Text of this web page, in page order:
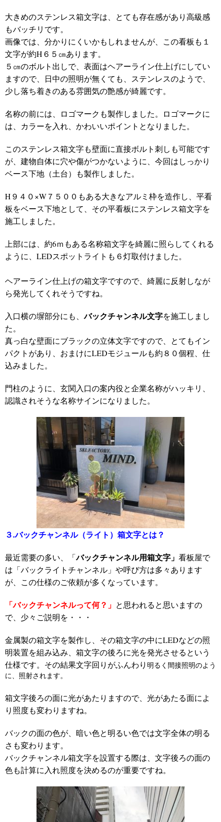
大きめのステンレス箱文字は、とても存在感があり高級感
もバッチリです。
画像では、分かりにくいかもしれませんが、この看板も１
文字が約H６５㎝あります。
５㎝のボルト出しで、表面はヘアーライン仕上げにしてい
ますので、日中の照明が無くても、ステンレスのようで、
少し落ち着きのある雰囲気の艶感が綺麗です。
名称の前には、ロゴマークも製作しました。
ロゴマークに
は、カラーを入れ、かわいいポイントとなりました。
このステンレス箱文字も壁面に直接ボルト刺しも可能です
が、建物自体に穴や傷がつかないように、今回はしっかり
ベース下地（土台）も製作しました。
H９４０×W７５００もある大きなアルミ枠を造作し、平看
板をベース下地として、その平看板にステンレス箱文字を
施工しました。
上部には、約6ｍもある名称箱文字を綺麗に照らしてくれる
ように、LEDスポットライトも６灯取付けました。
ヘアーライン仕上げの箱文字ですので、綺麗に反射しなが
ら発光してくれそうですね。
入口横の塀部分にも、バックチャンネル文字を施工しまし
た。
真っ白な壁面にブラックの立体文字ですので、とてもイン
パクトがあり、おまけにLEDモジュールも約８０個程、仕
込みました。
門柱のように、玄関入口の案内役と企業名称がハッキリ、
認識されそうな名称サインになりました。
３.バックチャンネル（ライト）箱文字とは？
最近需要の多い、「バックチャンネル用箱文字」 看板屋で
は「バックライトチャンネル」や呼び方は多々あります
が、この仕様のご依頼が多くなっています。
「バックチャンネルって何？」 と思われると思いますの
で、少々ご説明を・・・
金属製の箱文字を製作し、その箱文字の中にLEDなどの照
明装置を組み込み、箱文字の後ろに光を発光させるという
仕様です。その結果文字回りがふんわり 明るく 間接照明のよう
に、照射されます。
箱文字後ろの面に光があたりますので、光があたる面によ
り照度も変わりますね。
バックの面の色が、暗い色と明るい色では文字全体の明る
さも変わります。
バックチャンネル箱文字を設置する際は、文字後ろの面の
色も計算に入れ照度を決めるのが重要ですね。